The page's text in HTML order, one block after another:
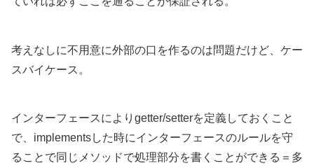
考えなしに不用意に外部の口を作るのは問題だけど、ケー
スバイケース。
インターフェースによりgetter/setterを定義しておくこと
で、implementsした時にインターフェースのルールを守
ることで同じメソッドで処理部分を書くことができる＝多